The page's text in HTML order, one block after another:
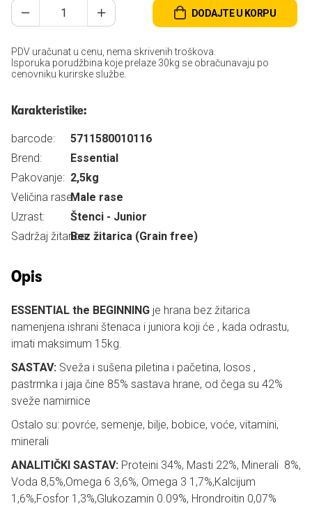
DODAJTE U KORPU
PDV uračunat u cenu, nema skrivenih troškova.
Isporuka porudžbina koje prelaze 30kg se obračunavaju po
cenovniku kurirske službe.
Karakteristike:
barcode:
5711580010116
Brend:
Essential
Pakovanje: 2,5kg
Veličina rase:Male rase
Uzrast:
Štenci - Junior
Sadržaj žitarica:Bez žitarica (Grain free)
Opis
ESSENTIAL the BEGINNING je hrana bez žitarica
namenjena ishrani štenaca i juniora koji će , kada odrastu,
imati maksimum 15kg.
SASTAV: Sveža i sušena piletina i pačetina, losos ,
pastrmka i jaja čine 85% sastava hrane, od čega su 42%
sveže namirnice
Ostalo su: povrće, semenje, bilje, bobice, voće, vitamini,
minerali
ANALITIČKI SASTAV: Proteini 34%, Masti 22%, Minerali 8%,
Voda 8,5%,Omega 6 3,6%, Omega 3 1,7%,Kalcijum
1,6%,Fosfor 1,3%,Glukozamin 0.09%, Hrondroitin 0,07%